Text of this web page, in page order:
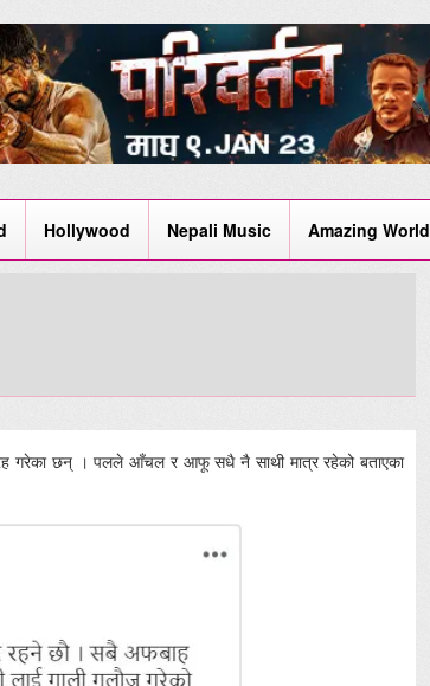
Hollywood Nepali Music Amazing World
गरेका छन् । पलले आँचल र आफू सधै नै साथी मात्र रहेको बताएका